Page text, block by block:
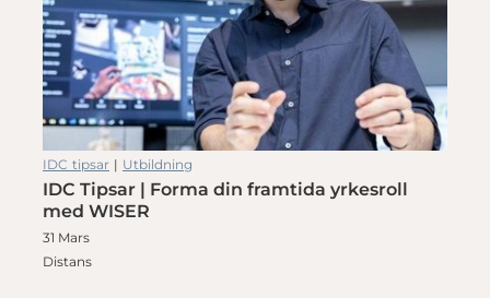
IDC tipsar | Utbildning
IDC Tipsar | Forma din framtida yrkesroll
med WISER
31 Mars
Distans